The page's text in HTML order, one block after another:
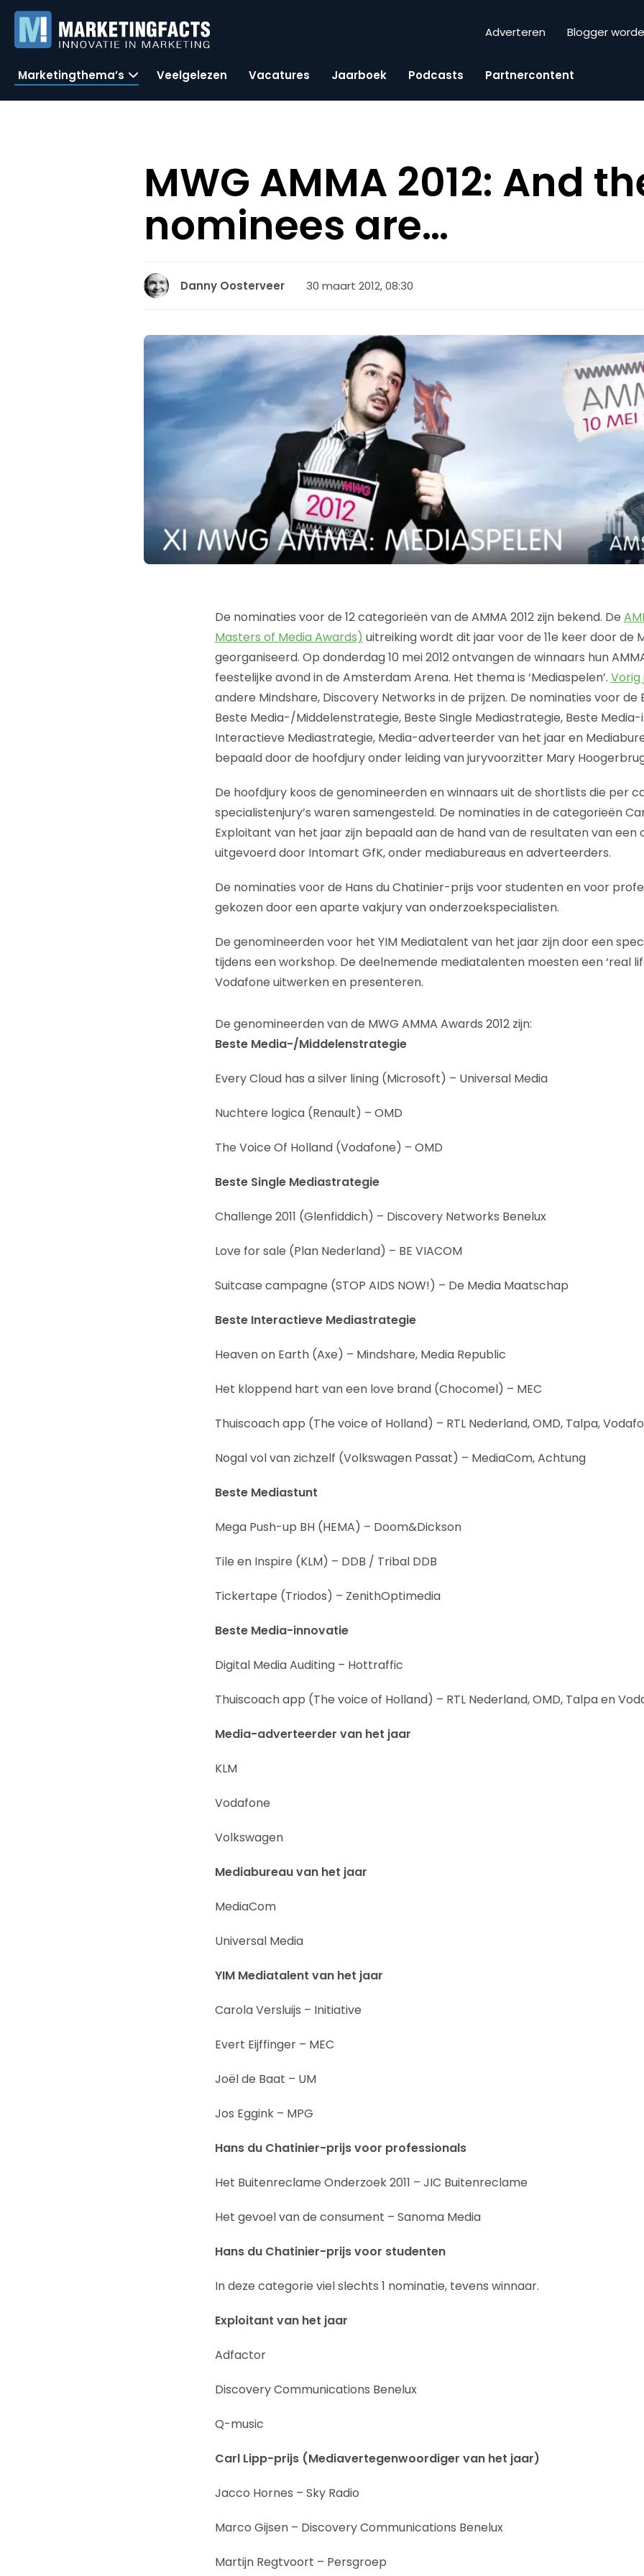
Adverteren Blogger
Marketingthema’s Veelgelezen Vacatures Jaarboek Podcasts Partnercontent
MWG AMMA 2012: And
nominees are…
Danny Oosterveer 30 maart 2012, 08:30
De nominaties voor de 12 categorieën van de AMMA 2012 zijn bekend. De
Masters of Media Awards) uitreiking wordt dit jaar voor de 11e keer door de
georganiseerd. Op donderdag 10 mei 2012 ontvangen de winnaars hun
feestelijke avond in de Amsterdam Arena. Het thema is ‘Mediaspelen’. Vorig
andere Mindshare, Discovery Networks in de prijzen. De nominaties voor de
Beste Media-/Middelenstrategie, Beste Single Mediastrategie, Beste
Interactieve Mediastrategie, Media-adverteerder van het jaar en
bepaald door de hoofdjury onder leiding van juryvoorzitter Mary
De hoofdjury koos de genomineerden en winnaars uit de shortlists die per
specialistenjury’s waren samengesteld. De nominaties in de categorieën
Exploitant van het jaar zijn bepaald aan de hand van de resultaten van een
uitgevoerd door Intomart GfK, onder mediabureaus en adverteerders.
De nominaties voor de Hans du Chatinier-prijs voor studenten en voor
gekozen door een aparte vakjury van onderzoekspecialisten.
De genomineerden voor het YIM Mediatalent van het jaar zijn door een
tijdens een workshop. De deelnemende mediatalenten moesten een ‘real
Vodafone uitwerken en presenteren.
De genomineerden van de MWG AMMA Awards 2012 zijn:
Beste Media-/Middelenstrategie
Every Cloud has a silver lining (Microsoft) – Universal Media
Nuchtere logica (Renault) – OMD
The Voice Of Holland (Vodafone) – OMD
Beste Single Mediastrategie
Challenge 2011 (Glenfiddich) – Discovery Networks Benelux
Love for sale (Plan Nederland) – BE VIACOM
Suitcase campagne (STOP AIDS NOW!) – De Media Maatschap
Beste Interactieve Mediastrategie
Heaven on Earth (Axe) – Mindshare, Media Republic
Het kloppend hart van een love brand (Chocomel) – MEC
Thuiscoach app (The voice of Holland) – RTL Nederland, OMD, Talpa,
Nogal vol van zichzelf (Volkswagen Passat) – MediaCom, Achtung
Beste Mediastunt
Mega Push-up BH (HEMA) – Doom&Dickson
Tile en Inspire (KLM) – DDB / Tribal DDB
Tickertape (Triodos) – ZenithOptimedia
Beste Media-innovatie
Digital Media Auditing – Hottraffic
Thuiscoach app (The voice of Holland) – RTL Nederland, OMD, Talpa en
Media-adverteerder van het jaar
KLM
Vodafone
Volkswagen
Mediabureau van het jaar
MediaCom
Universal Media
YIM Mediatalent van het jaar
Carola Versluijs – Initiative
Evert Eijffinger – MEC
Joël de Baat – UM
Jos Eggink – MPG
Hans du Chatinier-prijs voor professionals
Het Buitenreclame Onderzoek 2011 – JIC Buitenreclame
Het gevoel van de consument – Sanoma Media
Hans du Chatinier-prijs voor studenten
In deze categorie viel slechts 1 nominatie, tevens winnaar.
Exploitant van het jaar
Adfactor
Discovery Communications Benelux
Q-music
Carl Lipp-prijs (Mediavertegenwoordiger van het jaar)
Jacco Hornes – Sky Radio
Marco Gijsen – Discovery Communications Benelux
Martijn Regtvoort – Persgroep